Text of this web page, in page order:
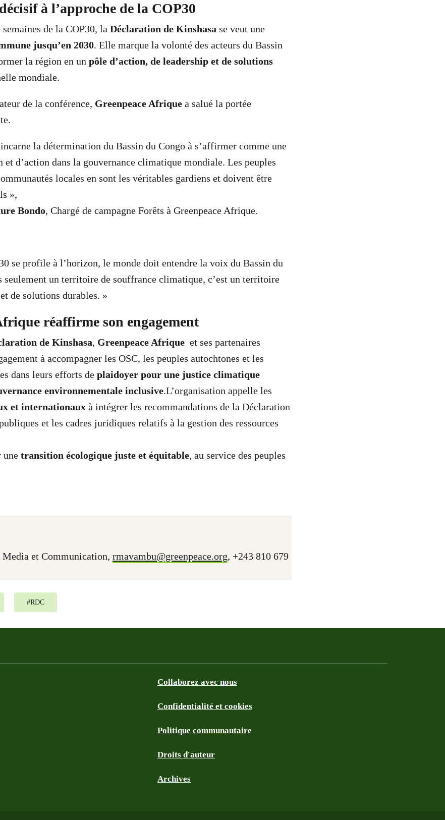
à l’approche de la COP30
de la COP30, la Déclaration de Kinshasa se veut une
jusqu’en 2030. Elle marque la volonté des acteurs du Bassin
la région en un pôle d’action, de leadership et de solutions
mondiale.
de la conférence, Greenpeace Afrique a salué la portée
la détermination du Bassin du Congo à s’affirmer comme une
d’action dans la gouvernance climatique mondiale. Les peuples
locales en sont les véritables gardiens et doivent être
»,
Bondo, Chargé de campagne Forêts à Greenpeace Afrique.
se profile à l’horizon, le monde doit entendre la voix du Bassin du
seulement un territoire de souffrance climatique, c’est un territoire
de solutions durables. »
réaffirme son engagement
de Kinshasa, Greenpeace Afrique et ses partenaires
à accompagner les OSC, les peuples autochtones et les
dans leurs efforts de plaidoyer pour une justice climatique
environnementale inclusive.L’organisation appelle les
et internationaux à intégrer les recommandations de la Déclaration
et les cadres juridiques relatifs à la gestion des ressources
une transition écologique juste et équitable, au service des peuples
et Communication, rmavambu@greenpeace.org, +243 810 679
#RDC
Collaborez avec nous
Confidentialité et cookies
Politique communautaire
Droits d'auteur
Archives